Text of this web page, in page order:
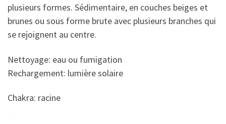
plusieurs formes. Sédimentaire, en couches beiges et
brunes ou sous forme brute avec plusieurs branches qui
se rejoignent au centre.
Nettoyage: eau ou fumigation
Rechargement: lumière solaire
Chakra: racine